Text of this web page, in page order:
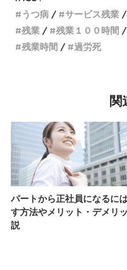
うつ病
サービス残業
残業
残業１００時間
残業時間
過労死
関
パートから正社員になるに
す方法やメリット・デメリ
説